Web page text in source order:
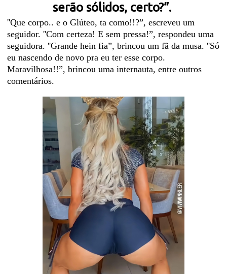
serão sólidos, certo?”.
''Que corpo.. e o Glúteo, ta como!!?”, escreveu um
seguidor. ''Com certeza! E sem pressa!”, respondeu uma
seguidora. ''Grande hein fia”, brincou um fã da musa. ''Só
eu nascendo de novo pra eu ter esse corpo.
Maravilhosa!!”, brincou uma internauta, entre outros
comentários.